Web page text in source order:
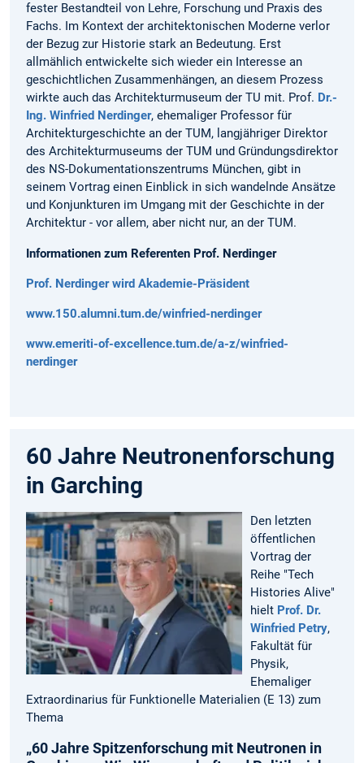
fester Bestandteil von Lehre, Forschung und Praxis des
Fachs. Im Kontext der architektonischen Moderne verlor
der Bezug zur Historie stark an Bedeutung. Erst
allmählich entwickelte sich wieder ein Interesse an
geschichtlichen Zusammenhängen, an diesem Prozess
wirkte auch das Architekturmuseum der TU mit. Prof. Dr.-
Ing. Winfried Nerdinger, ehemaliger Professor für
Architekturgeschichte an der TUM, langjähriger Direktor
des Architekturmuseums der TUM und Gründungsdirektor
des NS-Dokumentationszentrums München, gibt in
seinem Vortrag einen Einblick in sich wandelnde Ansätze
und Konjunkturen im Umgang mit der Geschichte in der
Architektur - vor allem, aber nicht nur, an der TUM.
Informationen zum Referenten Prof. Nerdinger
Prof. Nerdinger wird Akademie-Präsident
www.150.alumni.tum.de/winfried-nerdinger
www.emeriti-of-excellence.tum.de/a-z/winfried-
nerdinger
60 Jahre Neutronenforschung
in Garching
Den letzten
öffentlichen
Vortrag der
Reihe "Tech
Histories Alive"
hielt Prof. Dr.
Winfried Petry,
Fakultät für
Physik,
Ehemaliger
Extraordinarius für Funktionelle Materialien (E 13) zum
Thema
„60 Jahre Spitzenforschung mit Neutronen in